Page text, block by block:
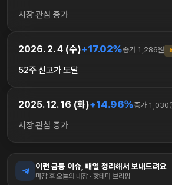
시장 관심 증가
2026. 2. 4 (수)+17.02%종가 1,286원
52주 신고가 도달
2025. 12. 16 (화)+14.96%종가 1,030
시장 관심 증가
이런 급등 이슈, 매일 정리해서 보내드려요
마감 후 오늘의 대장 · 핫테마 브리핑